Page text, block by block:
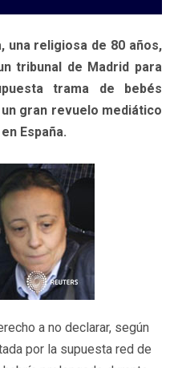
una religiosa de 80 años,
tribunal de Madrid para
trama de bebés
gran revuelo mediático
España.
a no declarar, según
por la supuesta red de